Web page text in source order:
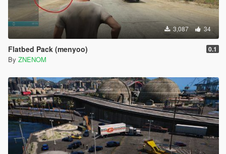
3,087 34
Flatbed Pack (menyoo) 0.1
By ZNENOM